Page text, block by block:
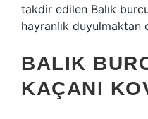
takdir edilen Balık
hayranlık duyulmaktan
BALIK
KAÇANI